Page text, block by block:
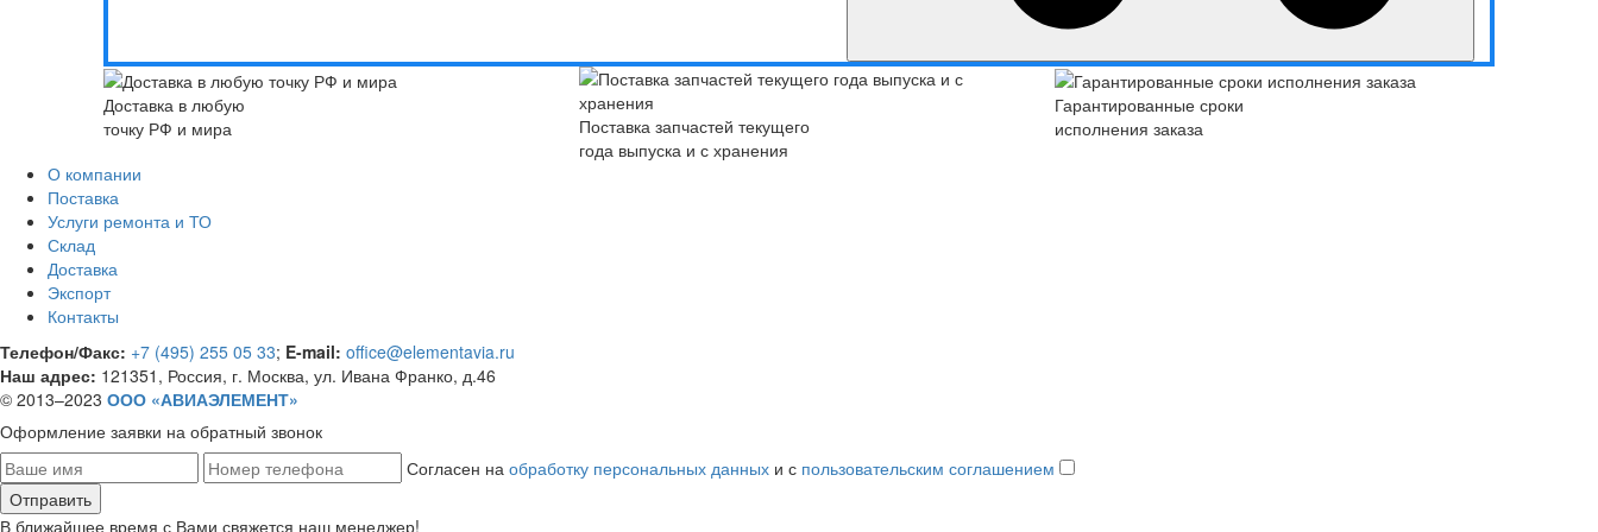
Доставка в любую
точку РФ и мира
Поставка запчастей текущего
года выпуска и с хранения
Гарантированные сроки
исполнения заказа
О компании
Поставка
Услуги ремонта и ТО
Склад
Доставка
Экспорт
Контакты
Телефон/Факс: +7 (495) 255 05 33; E-mail: office@elementavia.ru
Наш адрес: 121351, Россия, г. Москва, ул. Ивана Франко, д.46
© 2013–2023 ООО «АВИАЭЛЕМЕНТ»
Оформление заявки на обратный звонок
Согласен на обработку персональных данных и с пользовательским соглашением
В ближайшее время с Вами свяжется наш менеджер!